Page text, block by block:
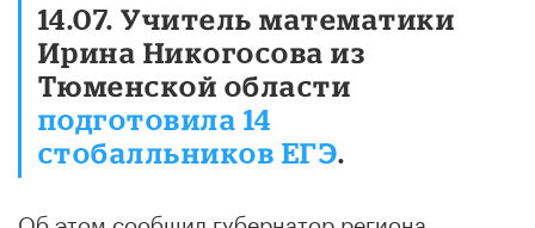
14.07. Учитель математики
Ирина Никогосова из
Тюменской области
подготовила 14
стобалльников ЕГЭ.
Об этом сообщил губернатор региона